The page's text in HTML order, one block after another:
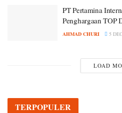
PT Pertamina
Penghargaan TOP
AHMAD CHURI 5
LOAD
TERPOPULER